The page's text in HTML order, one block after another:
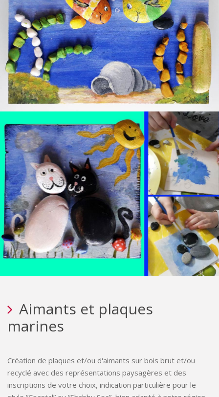
Aimants et plaques
marines
Création de plaques et/ou d'aimants sur bois brut et/ou
recyclé avec des représentations paysagères et des
inscriptions de votre choix, indication particulière pour le